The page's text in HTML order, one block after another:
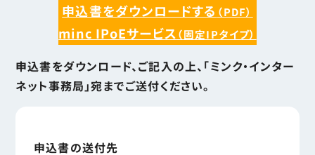
申込書をダウンロードする （PDF）
minc IPoEサービス（固定IPタイプ）
申込書をダウンロード、ご記入の上、「ミンク・インター
ネット事務局」宛までご送付ください。
申込書の送付先